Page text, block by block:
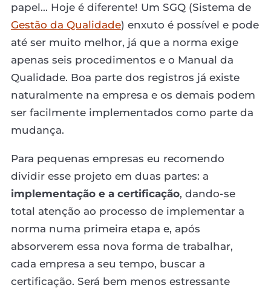
papel... Hoje é diferente! Um SGQ (Sistema de
Gestão da Qualidade) enxuto é possível e pode
até ser muito melhor, já que a norma exige
apenas seis procedimentos e o Manual da
Qualidade. Boa parte dos registros já existe
naturalmente na empresa e os demais podem
ser facilmente implementados como parte da
mudança.
Para pequenas empresas eu recomendo
dividir esse projeto em duas partes: a
implementação e a certificação, dando-se
total atenção ao processo de implementar a
norma numa primeira etapa e, após
absorverem essa nova forma de trabalhar,
cada empresa a seu tempo, buscar a
certificação. Será bem menos estressante